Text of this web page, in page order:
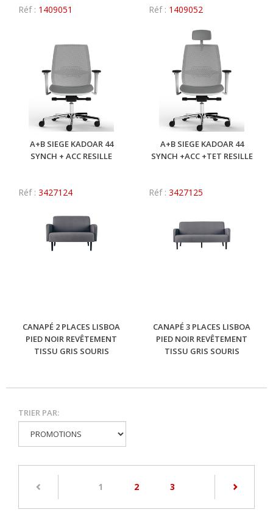
Réf : 1409051
A+B SIEGE KADOAR 44
SYNCH + ACC RESILLE
Réf : 1409052
A+B SIEGE KADOAR 44
SYNCH +ACC +TET RESILLE
Réf : 3427124
CANAPÉ 2 PLACES LISBOA
PIED NOIR REVÊTEMENT
TISSU GRIS SOURIS
Réf : 3427125
CANAPÉ 3 PLACES LISBOA
PIED NOIR REVÊTEMENT
TISSU GRIS SOURIS
TRIER PAR:
1 (current)
2 3